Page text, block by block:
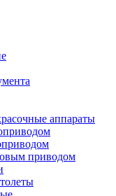
аппараты
приводом